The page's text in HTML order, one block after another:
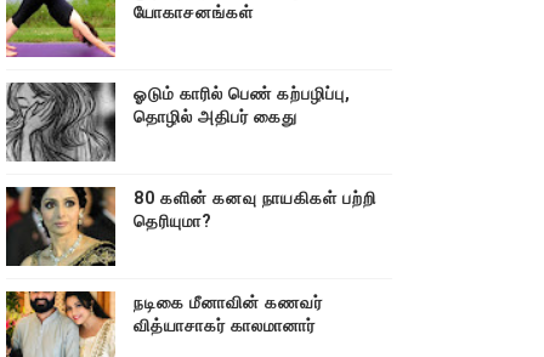
யோகாசனங்கள்
ஓடும் காரில் பெண் கற்பழிப்பு,
தொழில் அதிபர் கைது
80 களின் கனவு நாயகிகள் பற்றி
தெரியுமா?
நடிகை மீனாவின் கணவர்
வித்யாசாகர் காலமானார்